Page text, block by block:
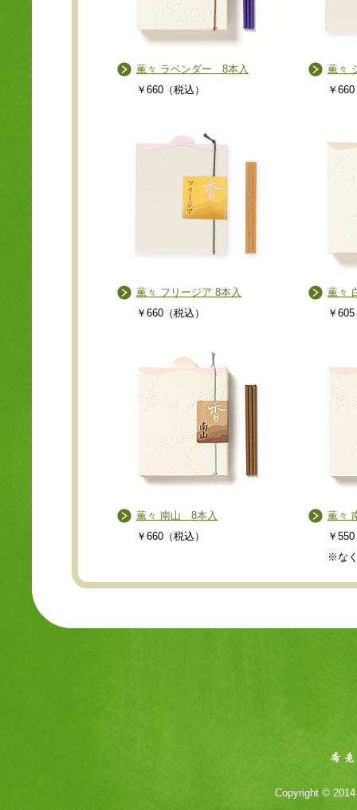
薫々 ラベンダー 8本入
￥660（税込）
薫々
￥
薫々 フリージア 8本入
￥660（税込）
薫々
￥
薫々 南山 8本入
￥660（税込）
薫々
￥
※な
Copyright ©